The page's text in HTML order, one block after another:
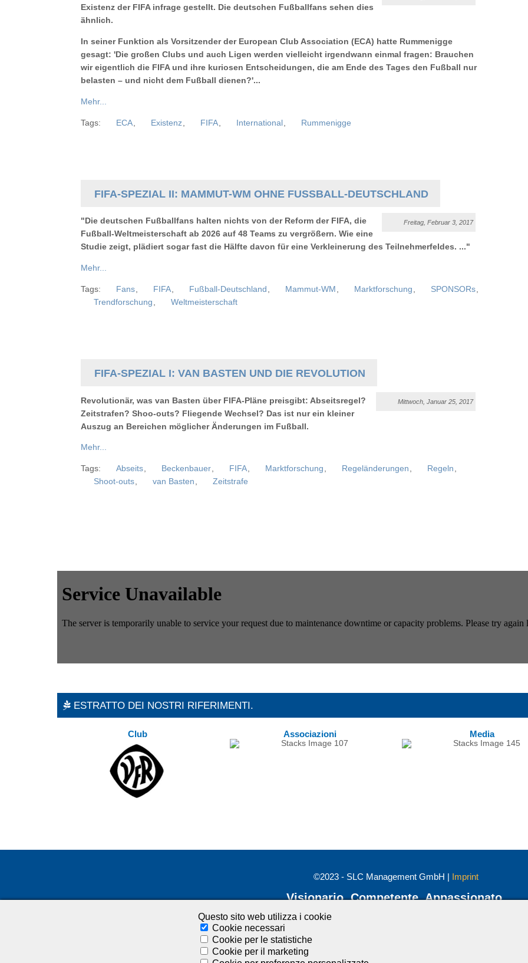
Existenz der FIFA infrage gestellt. Die deutschen Fußballfans sehen dies
ähnlich.
In seiner Funktion als Vorsitzender der European Club Association (ECA) hatte Rummenigge
gesagt: 'Die großen Clubs und auch Ligen werden vielleicht irgendwann einmal fragen: Brauchen
wir eigentlich die FIFA und ihre kuriosen Entscheidungen, die am Ende des Tages den Fußball nur
belasten – und nicht dem Fußball dienen?'...
Mehr...
Tags: ECA Existenz FIFA International Rummenigge
FIFA-SPEZIAL II: MAMMUT-WM OHNE FUSSBALL-DEUTSCHLAND
Freitag, Februar 3, 2017
"Die deutschen Fußballfans halten nichts von der Reform der FIFA, die
Fußball-Weltmeisterschaft ab 2026 auf 48 Teams zu vergrößern. Wie eine
Studie zeigt, plädiert sogar fast die Hälfte davon für eine Verkleinerung des Teilnehmerfeldes. ..."
Mehr...
Tags: Fans FIFA Fußball-Deutschland Mammut-WM Marktforschung SPONSORs
Trendforschung
Weltmeisterschaft
FIFA-SPEZIAL I: VAN BASTEN UND DIE REVOLUTION
Mittwoch, Januar 25, 2017
Revolutionär, was van Basten über FIFA-Pläne preisgibt: Abseitsregel?
Zeitstrafen? Shoo-outs? Fliegende Wechsel? Das ist nur ein kleiner
Auszug an Bereichen möglicher Änderungen im Fußball.
Mehr...
Tags: Abseits, Beckenbauer, FIFA, Marktforschung , Regeländerungen , Regeln ,
Shoot-outs, van Basten , Zeitstrafe
ESTRATTO DEI NOSTRI RIFERIMENTI.
Club Associazioni Media
©2023 - SLC Management GmbH | Imprint
Visionario. Competente. Appassionato.
Mettiti in contatto con noi e resta aggiornato:
Questo sito web utilizza i cookie
Cookie necessari
Cookie per le statistiche
Cookie per il marketing